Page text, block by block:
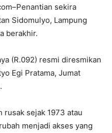
sekira
Sidomulyo, Lampung
berakhir.
(R.092) resmi diresmikan
Egi Pratama, Jumat
rusak sejak 1973 atau
menjadi akses yang